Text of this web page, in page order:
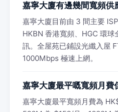
嘉寧大廈有邊幾間寬頻供
嘉寧大廈目前由 3 間主要
HKBN 香港寬頻、HGC 環
訊。全屋苑已鋪設光纖入屋
1000Mbps 極速上網。
嘉寧大廈最平嘅寬頻月費
嘉寧大廈最平寬頻月費為